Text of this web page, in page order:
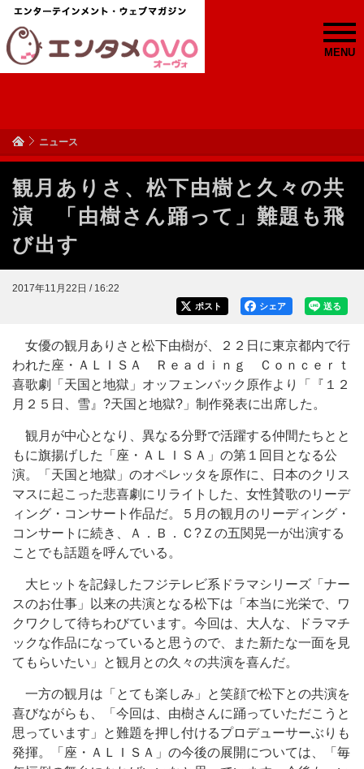
MENU
ニュース
観月ありさ、松下由樹と久々の共
演 「由樹さん踊って」難題も飛
び出す
2017年11月22日 / 16:22
送る
シェア
ポスト
女優の観月ありさと松下由樹が、２２日に東京都内で行
われた座・ＡＬＩＳＡ Ｒｅａｄｉｎｇ Ｃｏｎｃｅｒｔ
喜歌劇「天国と地獄」オッフェンバック原作より「『１２
月２５日、雪』?天国と地獄?」制作発表に出席した。
観月が中心となり、異なる分野で活躍する仲間たちとと
もに旗揚げした「座・ＡＬＩＳＡ」の第１回目となる公
演。「天国と地獄」のオペレッタを原作に、日本のクリス
マスに起こった悲喜劇にリライトした、女性賛歌のリーデ
ィング・コンサート作品だ。５月の観月のリーディング・
コンサートに続き、Ａ．Ｂ．Ｃ?Ｚの五関晃一が出演する
ことでも話題を呼んでいる。
大ヒットを記録したフジテレビ系ドラマシリーズ「ナー
スのお仕事」以来の共演となる松下は「本当に光栄で、ワ
クワクして待ちわびています。今回は、大人な、ドラマチ
ックな作品になっていると思うので、また新たな一面を見
てもらいたい」と観月との久々の共演を喜んだ。
一方の観月は「とても楽しみ」と笑顔で松下との共演を
喜びながらも、「今回は、由樹さんに踊っていただこうと
思っています」と難題を押し付けるプロデューサーぶりも
発揮。「座・ＡＬＩＳＡ」の今後の展開については、「毎